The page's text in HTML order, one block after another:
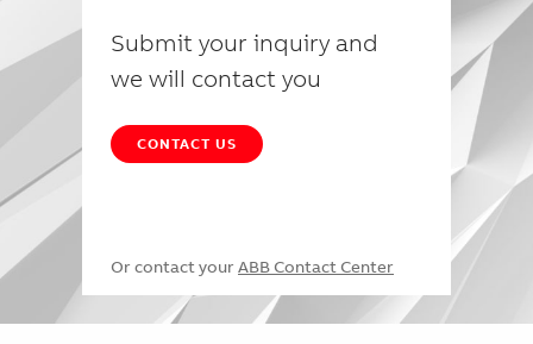
Submit your inquiry and
we will contact you
CONTACT US
Or contact your ABB Contact Center